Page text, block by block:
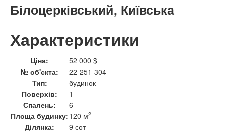
Білоцерківський, Київська
Характеристики
Ціна:
52 000 $
№ об'єкта:
22-251-304
Тип:
будинок
Поверхів:
1
Спалень:
6
Площа будинку: 120 м2
Ділянка: 9 сот